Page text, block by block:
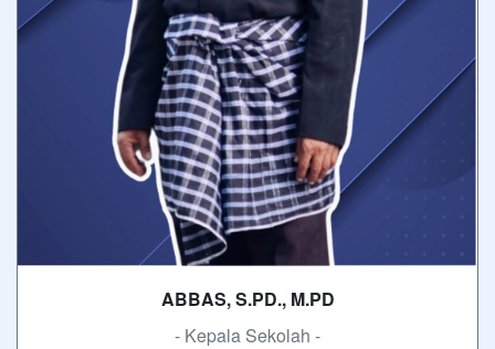
ABBAS, S.PD., M.PD
- Kepala Sekolah -